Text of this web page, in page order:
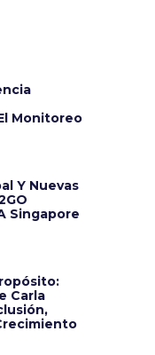
Monitoreo
Y Nuevas
Singapore
Carla